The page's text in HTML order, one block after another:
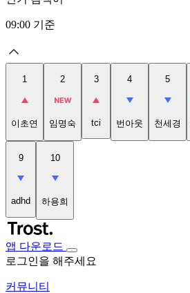
09:00 기준
1
이초연
2
임명숙
3
tci
4
번아웃
5
천세경
9
adhd
10
하용희
앱 다운로드
로그인을 해주세요
커뮤니티